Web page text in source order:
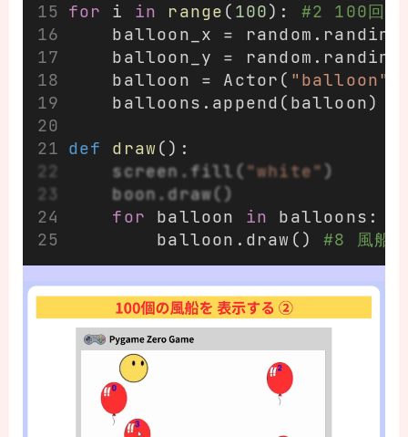
for i in range ( 100): #2 100回
balloon_x =
balloon_y =
    balloon = Actor(
"balloon"
    balloons.append(balloon)
def draw ():
    screen.fill(
"white" )
    boon.draw()
for balloon in balloons:
        balloon.draw()
#8 風船